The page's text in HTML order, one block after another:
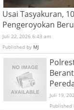
Usai Tasyakuran,
Pengeroyokan
Juli 22, 2026 6:43 am
Published by MJ
Juli 19,
Published